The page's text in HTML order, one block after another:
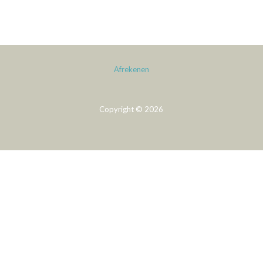
Afrekenen
Copyright © 2026